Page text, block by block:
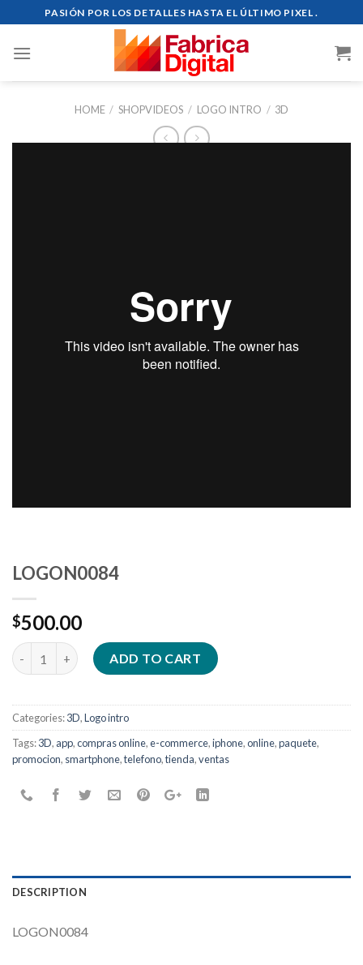
to
content
PASIÓN POR LOS DETALLES HASTA EL ÚLTIMO PIXEL .
HOME / SHOPVIDEOS / LOGO INTRO / 3D
LOGON0084
$500.00
Quantity ADD TO CART
Categories:3D,Logo intro
Tags:3D, app,compras online,e-commerce,iphone,online,paquete,
promocion, smartphone,telefono,tienda,ventas
DESCRIPTION
LOGON0084